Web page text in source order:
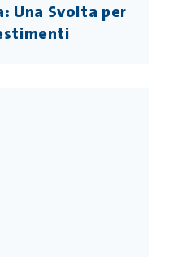
Una Svolta per